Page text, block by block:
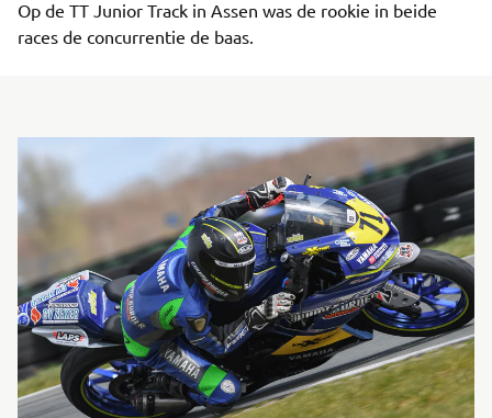
Op de TT Junior Track in Assen was de rookie in beide
races de concurrentie de baas.